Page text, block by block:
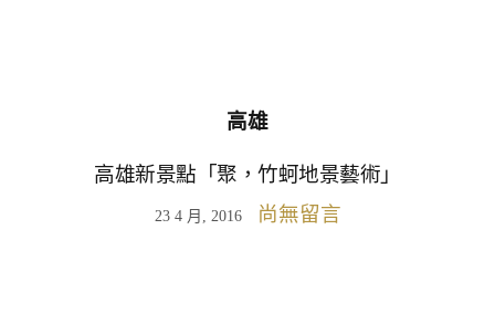
高雄
高雄新景點「聚，竹蚵地景藝術」
23 4 月, 2016 尚無留言